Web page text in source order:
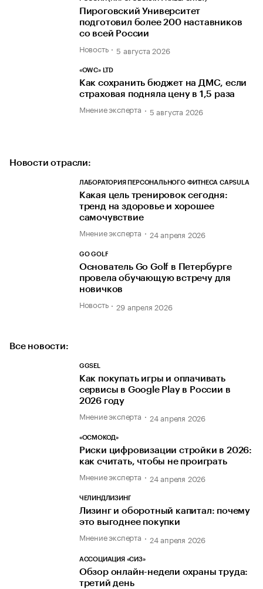
Пироговский Университет
подготовил более 200 наставников
со всей России
Новость 5 августа 2026
«OWC» LTD
Как сохранить бюджет на ДМС, если
страховая подняла цену в 1,5 раза
Мнение эксперта 5 августа 2026
Новости отрасли:
ЛАБОРАТОРИЯ ПЕРСОНАЛЬНОГО ФИТНЕСА CAPSULA
Какая цель тренировок сегодня:
тренд на здоровье и хорошее
самочувствие
Мнение эксперта 24 апреля 2026
GO GOLF
Основатель Go Golf в Петербурге
провела обучающую встречу для
новичков
Новость 29 апреля 2026
Все новости:
GGSEL
Как покупать игры и оплачивать
сервисы в Google Play в России в
2026 году
Мнение эксперта 24 апреля 2026
«ОСМОКОД»
Риски цифровизации стройки в 2026:
как считать, чтобы не проиграть
Мнение эксперта 24 апреля 2026
ЧЕЛИНДЛИЗИНГ
Лизинг и оборотный капитал: почему
это выгоднее покупки
Мнение эксперта 24 апреля 2026
АССОЦИАЦИЯ «СИЗ»
Обзор онлайн-недели охраны труда:
третий день